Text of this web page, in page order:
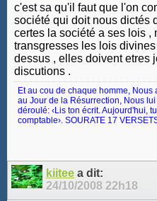
c'est sa qu'il faut que l'on
société qui doit nous dictés
certes la société a ses lois ,
transgresses les lois
dessus , elles doivent etres
discutions .
Et au cou de chaque homme,
au Jour de la Résurrection, Nous
déroulé: ‹Lis ton écrit. Aujourd'hui,
comptable›. SOURATE 17
kiitee a dit:
24/10/2008 22h18